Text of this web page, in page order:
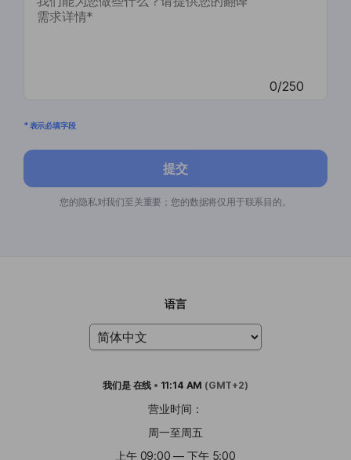
0/250
* 表示必填字段
提交
您的隐私对我们至关重要；您的数据将仅用于联系目的。
语言
我们是 在线 • 11:14 AM (GMT+2)
营业时间：
周一至周五
上午 09:00 — 下午 5:00